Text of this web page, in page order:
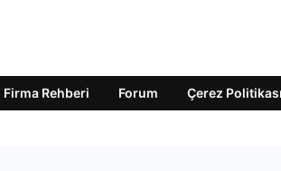
Firma Rehberi Forum Çerez Politikası